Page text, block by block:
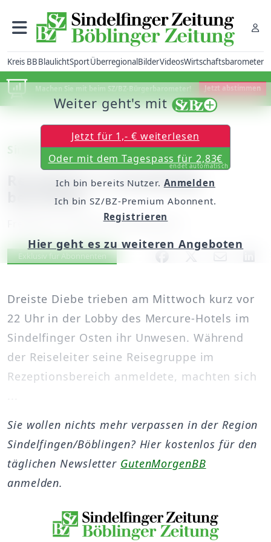
Kreis BBBlaulichtSportÜberregionalBilderVideosWirtschaftsbarometer
Machen Sie mit beim SZ/BZ-Bürgerbarometer! Jetzt abstimmen
Sindelfingen
Reiseleiter in Hotellobby
bestohlen
Freitag, 05. August 2016, 06:00 Uhr
Artikel vorlesen
Exklusiv für Abonnenten
Dreiste Diebe trieben am Mittwoch kurz vor
22 Uhr in der Lobby des Mercure-Hotels im
Sindelfinger Osten ihr Unwesen. Während
der Reiseleiter seine Reisegruppe im
Rezeptionsbereich anmeldete, machten sich
Weiter geht's mit
Jetzt für 1,- € weiterlesen
Oder mit dem Tagespass für 2,83€
endet automatisch
Ich bin bereits Nutzer. Anmelden
Ich bin SZ/BZ-Premium Abonnent.
Registrieren
Hier geht es zu weiteren Angeboten
Sie wollen nichts mehr verpassen in der Region
Sindelfingen/Böblingen? Hier kostenlos für den
täglichen Newsletter GutenMorgenBB
anmelden.